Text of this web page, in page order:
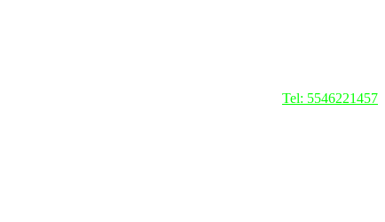
Tel: 5546221457